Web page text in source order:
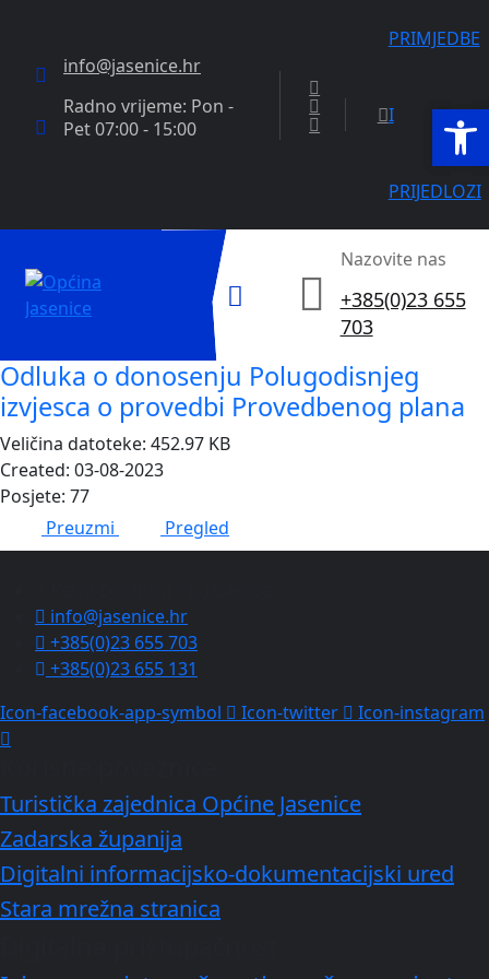
info@jasenice.hr
Radno vrijeme: Pon -
Pet 07:00 - 15:00
PRIMJEDBE
I
PRIJEDLOZI
Nazovite nas
+385(0)23 655
703
Odluka o donosenju Polugodisnjeg
izvjesca o provedbi Provedbenog plana
Veličina datoteke: 452.97 KB
Created: 03-08-2023
Posjete: 77
Preuzmi
Pregled
info@jasenice.hr
+385(0)23 655 703
+385(0)23 655 131
Icon-facebook-app-symbol
Icon-twitter Icon-instagram
Turistička zajednica Općine Jasenice
Zadarska županija
Digitalni informacijsko-dokumentacijski ured
Stara mrežna stranica